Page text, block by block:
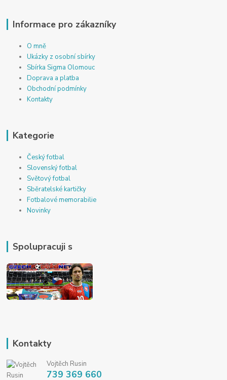
Informace pro zákazníky
O mně
Ukázky z osobní sbírky
Sbírka Sigma Olomouc
Doprava a platba
Obchodní podmínky
Kontakty
Kategorie
Český fotbal
Slovenský fotbal
Světový fotbal
Sběratelské kartičky
Fotbalové memorabilie
Novinky
Spolupracuji s
Kontakty
Vojtěch Rusin
739 369 660